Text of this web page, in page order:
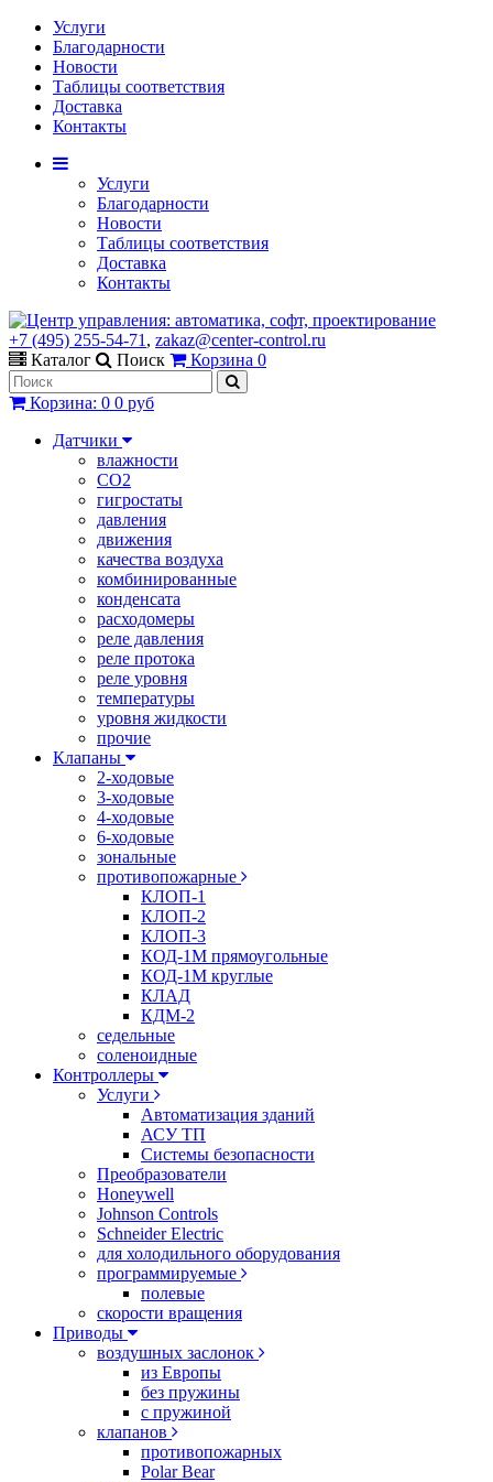
Услуги
Благодарности
Новости
Таблицы соответствия
Доставка
Контакты
Услуги
Благодарности
Новости
Таблицы соответствия
Доставка
Контакты
+7 (495) 255-54-71 , zakaz@center-control.ru
Каталог
Поиск Корзина 0
Корзина: 0 0 руб
Датчики
влажности
CO2
гигростаты
давления
движения
качества воздуха
комбинированные
конденсата
расходомеры
реле давления
реле протока
реле уровня
температуры
уровня жидкости
прочие
Клапаны
2-ходовые
3-ходовые
4-ходовые
6-ходовые
зональные
противопожарные
КЛОП-1
КЛОП-2
КЛОП-3
КОД-1М прямоугольные
КОД-1М круглые
КЛАД
КДМ-2
седельные
соленоидные
Контроллеры
Услуги
Автоматизация зданий
АСУ ТП
Системы безопасности
Преобразователи
Honeywell
Johnson Controls
Schneider Electric
для холодильного оборудования
программируемые
полевые
скорости вращения
Приводы
воздушных заслонок
из Европы
без пружины
с пружиной
клапанов
противопожарных
Polar Bear